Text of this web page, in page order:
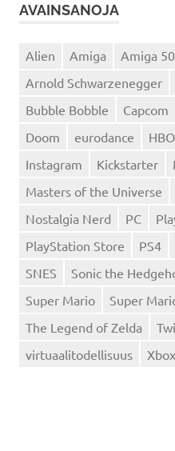
AVAINSANOJA
Alien Amiga
Amiga
Arnold Schwarzenegger
Bubble Bobble
Capcom
Doom
eurodance HBO
Instagram
Kickstarter
Masters of the Universe
Nostalgia Nerd
PC
PlayStation Store
PS4
SNES
Sonic the
Super Mario
Super
The Legend of Zelda
virtuaalitodellisuus